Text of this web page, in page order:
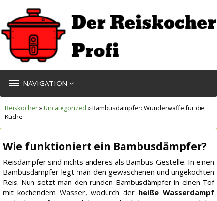
TOGGLE
NAVIGATION
Reiskocher»Uncategorized » Bambusdämpfer: Wunderwaffe für die
Küche
Wie funktioniert ein Bambusdämpfer?
Reisdämpfer sind nichts anderes als Bambus-Gestelle. In einen
Bambusdämpfer legt man den gewaschenen und ungekochten
Reis. Nun setzt man den runden Bambusdämpfer in einen Tof
mit kochendem Wasser, wodurch der heiße Wasserdampf